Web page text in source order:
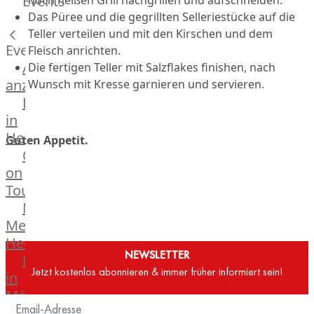
Hardware
Küchenhelfer
Grillgeräte
Beefer®
Gasgrills
Big
Green
Egg
Grill
Nesmuk
Berkel
Dry
Aging
Schrank
Bücher
Poster
Events
Alle
anzeigen
Fleischkompetenz
in
Heinsberg
OTTO
on
Tour
Männer
Metzger
Heinsberg
Markthalle
in
Mönchengladbach
Das Püree und die gegrillten Selleriestücke auf die
Teller verteilen und mit den Kirschen und dem
Fleisch anrichten.
Die fertigen Teller mit Salzflakes finishen, nach
Wunsch mit Kresse garnieren und servieren.
Guten Appetit.
NEWSLETTER
Jetzt kostenlos abonnieren & immer früher informiert sein!